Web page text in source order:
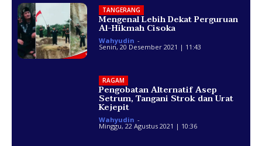
TANGERANG
Mengenal Lebih Dekat Perguruan
Al-Hikmah Cisoka
Wahyudin -
Senin, 20 Desember 2021 | 11:43
RAGAM
Pengobatan Alternatif Asep
Setrum, Tangani Strok dan Urat
Kejepit
Wahyudin -
Minggu, 22 Agustus 2021 | 10:36